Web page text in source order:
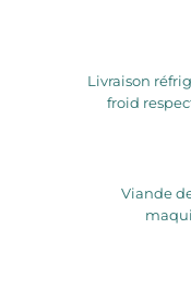
Livraison
froid
Viande